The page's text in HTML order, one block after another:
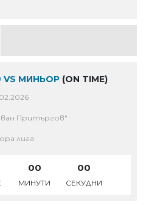
VS МИНЬОР (ON TIME)
Притъргов"
лига
00
МИНУТИ
00
СЕКУДНИ